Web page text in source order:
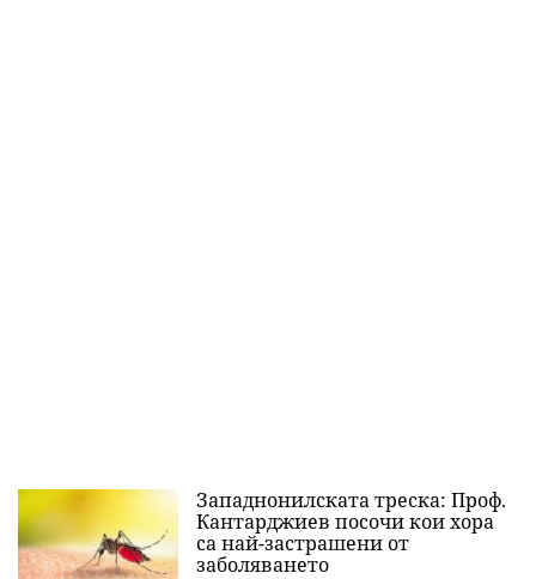
Западнонилската треска: Проф.
Кантарджиев посочи кои хора
са най-застрашени от
заболяването